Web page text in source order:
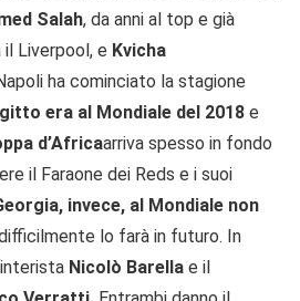
Salah, da anni al top e già
il Liverpool, e Kvicha
ha cominciato la stagione
era al Mondiale del 2018 e
d’Africaarriva spesso in fondo
il Faraone dei Reds e i suoi
invece, al Mondiale non
lo farà in futuro. In
Nicolò Barella e il